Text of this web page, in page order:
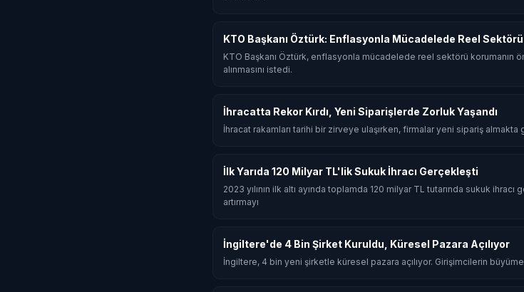
KTO Başkanı Öztürk: Enflasyonla Mücadelede Reel
KTO Başkanı Öztürk, enflasyonla mücadelede reel sektörü
alınmasını istedi.
İhracatta Rekor Kırdı, Yeni Siparişlerde Zorluk Yaşandı
İhracat rakamları tarihi bir zirveye ulaşırken, firmalar yeni sipariş
İlk Yarıda 120 Milyar TL'lik Sukuk İhracı Gerçekleşti
2023 yılının ilk altı ayında toplamda 120 milyar TL tutarında sukuk
artırmayı
İngiltere'de 4 Bin Şirket Kuruldu, Küresel Pazara Açılıyor
İngiltere, 4 bin yeni şirketle küresel pazara açılıyor. Girişimcilerin